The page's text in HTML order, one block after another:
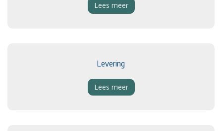
Lees meer
Levering
Lees meer